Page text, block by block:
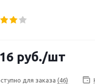
руб./шт
для заказа (46)